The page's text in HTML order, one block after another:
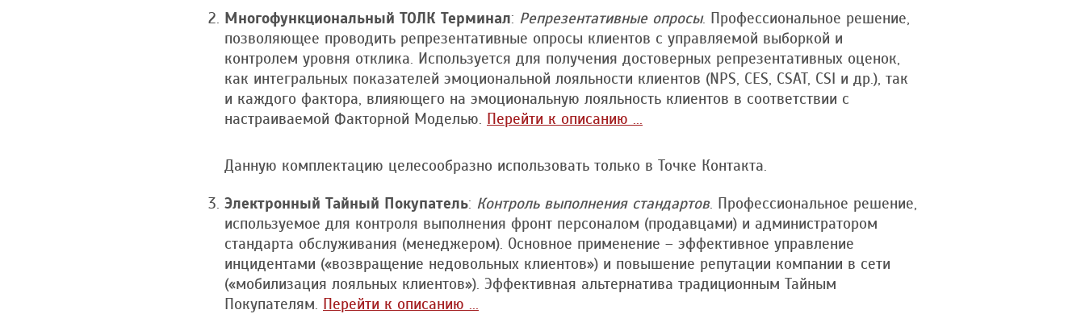
Многофункциональный ТОЛК Терминал: Репрезентативные опросы. Профессиональное решение,
позволяющее проводить репрезентативные опросы клиентов с управляемой выборкой и
контролем уровня отклика. Используется для получения достоверных репрезентативных оценок,
как интегральных показателей эмоциональной лояльности клиентов (NPS, CES, CSAT, CSI и др.), так
и каждого фактора, влияющего на эмоциональную лояльность клиентов в соответствии с
настраиваемой Факторной Моделью. Перейти к описанию ...
Данную комплектацию целесообразно использовать только в Точке Контакта.
Электронный Тайный Покупатель: Контроль выполнения стандартов. Профессиональное решение,
используемое для контроля выполнения фронт персоналом (продавцами) и администратором
стандарта обслуживания (менеджером). Основное применение – эффективное управление
инцидентами («возвращение недовольных клиентов») и повышение репутации компании в сети
(«мобилизация лояльных клиентов»). Эффективная альтернатива традиционным Тайным
Покупателям. Перейти к описанию ...